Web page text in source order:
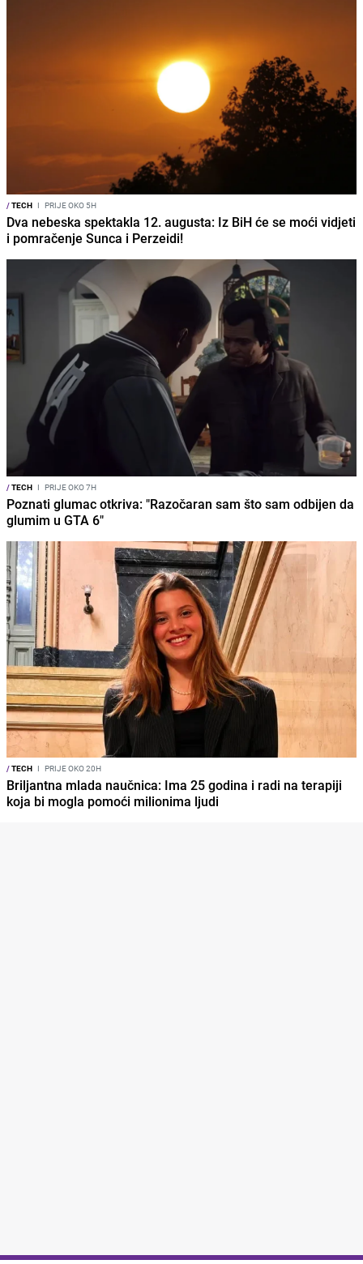
/TECH I PRIJE OKO 5H
Dva nebeska spektakla 12. augusta: Iz BiH će se moći vidjeti
i pomračenje Sunca i Perzeidi!
/TECH I PRIJE OKO 7H
Poznati glumac otkriva: "Razočaran sam što sam odbijen da
glumim u GTA 6"
/TECH I PRIJE OKO 20H
Briljantna mlada naučnica: Ima 25 godina i radi na terapiji
koja bi mogla pomoći milionima ljudi